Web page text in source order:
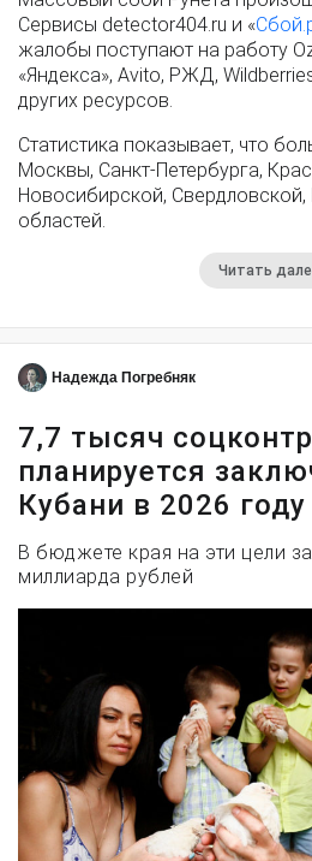
Сервисы detector404.ru и «
жалобы поступают на работу
«Яндекса», Avito, РЖД,
других ресурсов.
Статистика показывает, что
Москвы, Санкт-Петербурга,
Новосибирской,
областей.
Читать
Надежда Погребняк
7,7 тысяч
планируется
Кубани в 2026 году
В бюджете края на эти цели
миллиарда рублей